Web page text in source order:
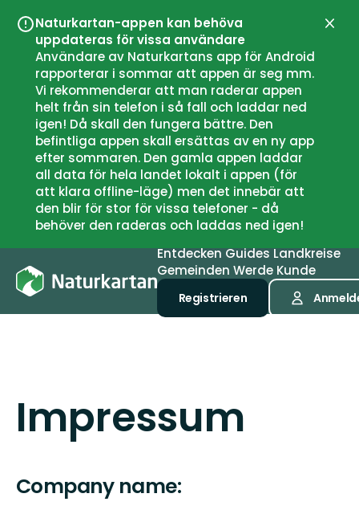
Naturkartan-appen kan behöva
uppdateras för vissa användare
Användare av Naturkartans app för Android
rapporterar i sommar att appen är seg mm.
Vi rekommenderar att man raderar appen
helt från sin telefon i så fall och laddar ned
igen! Då skall den fungera bättre. Den
befintliga appen skall ersättas av en ny app
efter sommaren. Den gamla appen laddar
all data för hela landet lokalt i appen (för
att klara offline-läge) men det innebär att
den blir för stor för vissa telefoner - då
behöver den raderas och laddas ned igen!
EntdeckenGuidesLandkreise
Gemeinden Werde Kunde
Registrieren
Impressum
Company name: